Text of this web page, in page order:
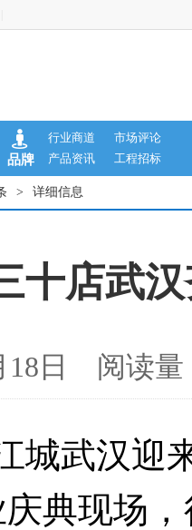
品牌
行业商道
市场评论
产品资讯
工程招标
> 详细信息
十店武
18日 阅读
城武汉迎
典现场